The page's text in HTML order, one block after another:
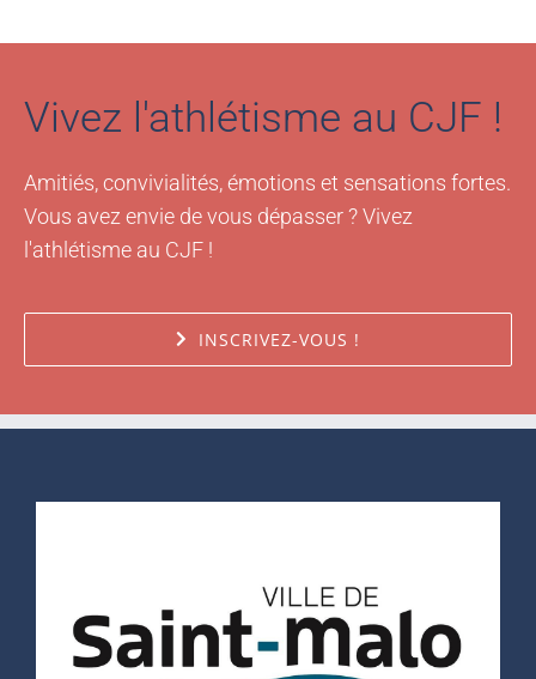
Vivez l'athlétisme au CJF !
Vous avez envie de vous dépasser ? Vivez
l'athlétisme au CJF !
INSCRIVEZ-VOUS !